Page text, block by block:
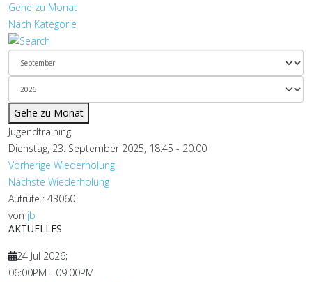
Gehe zu Monat
Nach Kategorie
Gehe zu Monat
Jugendtraining
Dienstag, 23. September 2025, 18:45 - 20:00
Vorherige Wiederholung
Nächste Wiederholung
Aufrufe : 43060
von jb
AKTUELLES
24 Jul 2026;
06:00PM - 09:00PM